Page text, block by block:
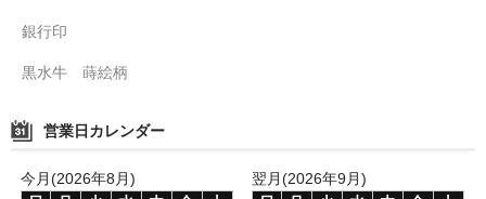
銀行印
黒水牛 蒔絵柄
営業日カレンダー
今月(2026年8月)
翌月(2026年9月)